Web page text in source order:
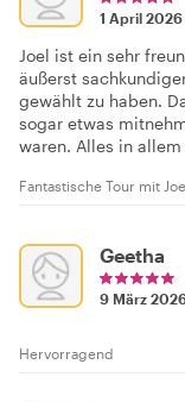
1 April 2026
Joel ist ein sehr
äußerst
gewählt zu haben.
sogar etwas
waren. Alles in
Fantastische Tour mit
Geetha
9 März
Hervorragend